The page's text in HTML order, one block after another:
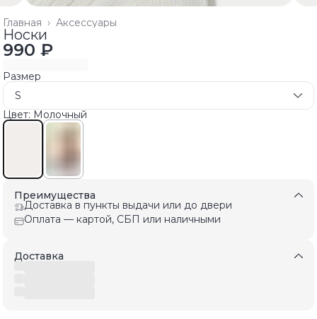
Аксессуары
Главная ›
Носки
990 ₽
Размер
S
Цвет: Молочный
Преимущества
Доставка в пункты выдачи или до двери
Оплата — картой, СБП или наличными
Доставка